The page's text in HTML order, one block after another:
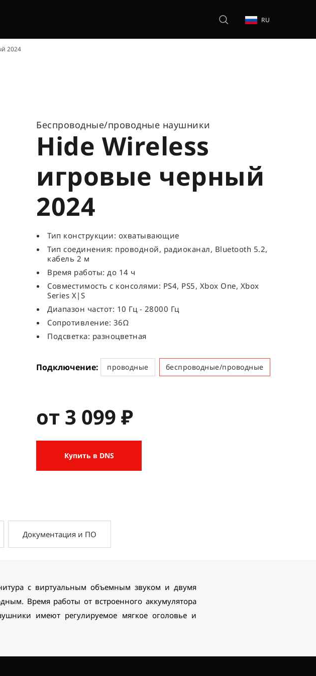
RU
2024
Беспроводные/проводные наушники
Hide Wireless
игровые черный
2024
Тип конструкции: охватывающие
Тип соединения: проводной, радиоканал, Bluetooth 5.2,
кабель 2 м
Время работы: до 14 ч
Совместимость с консолями: PS4, PS5, Xbox One, Xbox
Series X|S
Диапазон частот: 10 Гц - 28000 Гц
Сопротивление: 36Ω
Подсветка: разноцветная
Подключение проводные беспроводные/проводные
от 3 099 ₽
Купить в DNS
Документация и ПО
с виртуальным объемным звуком и двумя
Время работы от встроенного аккумулятора
имеют регулируемое мягкое оголовье и